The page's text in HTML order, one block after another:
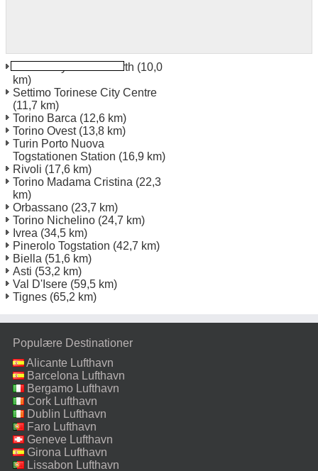
Torino City Centre North (10,0
km)
Settimo Torinese City Centre
(11,7 km)
Torino Barca (12,6 km)
Torino Ovest(13,8 km)
Turin Porto Nuova
Togstationen Station (16,9 km)
Rivoli (17,6 km)
Torino Madama Cristina (22,3
km)
Orbassano (23,7 km)
Torino Nichelino (24,7 km)
Ivrea (34,5 km)
Pinerolo Togstation (42,7 km)
Biella (51,6 km)
Asti (53,2 km)
Val D'Isere (59,5 km)
Tignes (65,2 km)
Populære Destinationer
Alicante Lufthavn
Barcelona Lufthavn
Bergamo Lufthavn
Cork Lufthavn
Dublin Lufthavn
Faro Lufthavn
Geneve Lufthavn
Girona Lufthavn
Lissabon Lufthavn